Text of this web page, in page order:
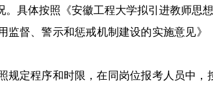
具体按照《安徽工程大学拟引进教师思
监督、警示和惩戒机制建设的实施意见
规定程序和时限，在同岗位报考人员中